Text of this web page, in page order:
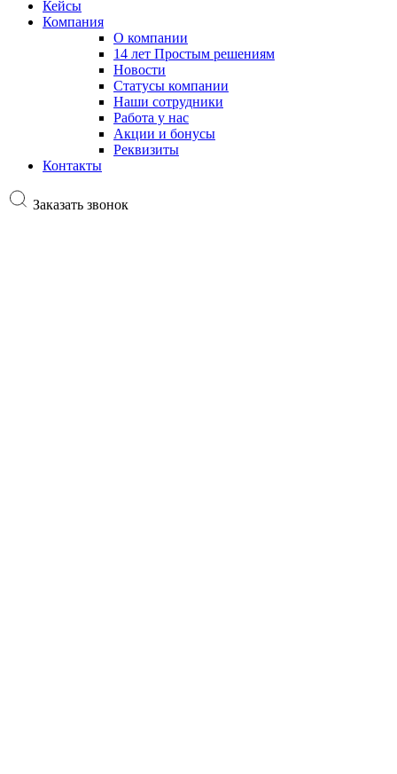
Кейсы
Компания
О компании
14 лет Простым решениям
Новости
Статусы компании
Наши сотрудники
Работа у нас
Акции и бонусы
Реквизиты
Контакты
Заказать звонок